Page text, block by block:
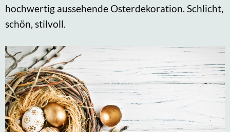
hochwertig aussehende Osterdekoration. Schlicht,
schön, stilvoll.